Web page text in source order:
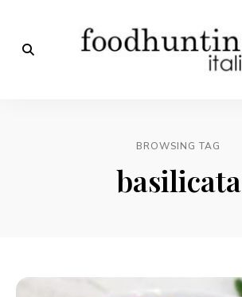
Italia
Italiaanse
BROWSING TAG
basilicata